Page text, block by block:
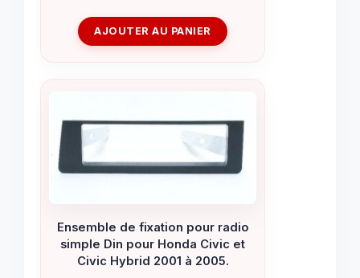
AJOUTER AU PANIER
Ensemble de fixation pour radio
simple Din pour Honda Civic et
Civic Hybrid 2001 à 2005.